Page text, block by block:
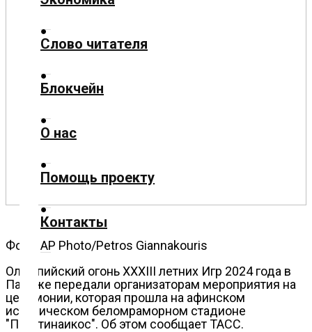
Технологии
Слово
читателя
Слово читателя
Блокчейн
О нас
Помощь проекту
Контакты
Фото: AP Photo/Petros Giannakouris
Олимпийский огонь XXXIII летних Игр 2024 года в
Париже передали организаторам мероприятия на
церемонии, которая прошла на афинском
историческом беломраморном стадионе
"Панатинаикос". Об этом сообщает ТАСС.